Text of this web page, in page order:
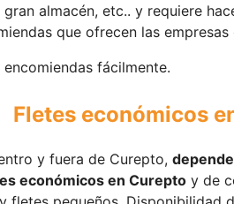
almacén, etc.. y requiere
que ofrecen las
fácilmente.
Fletes económicos
y fuera de Curepto,
económicos en Curepto y de